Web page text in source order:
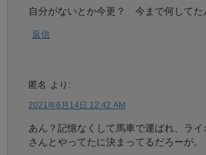
自分がないとか今更？ 今まで何してた
返信
匿名 より:
2021年6月14日 12:42 AM
あん？記憶なくして馬車で運ばれ、ライ
さんとやってたに決まってるだろーが。